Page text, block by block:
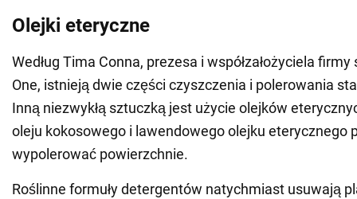
Olejki eteryczne
Według Tima Conna, prezesa i współzałożyciela
One, istnieją dwie części czyszczenia i polerowania
Inną niezwykłą sztuczką jest użycie olejków
oleju kokosowego i lawendowego olejku eterycznego
wypolerować powierzchnie.
Roślinne formuły detergentów natychmiast usuwają